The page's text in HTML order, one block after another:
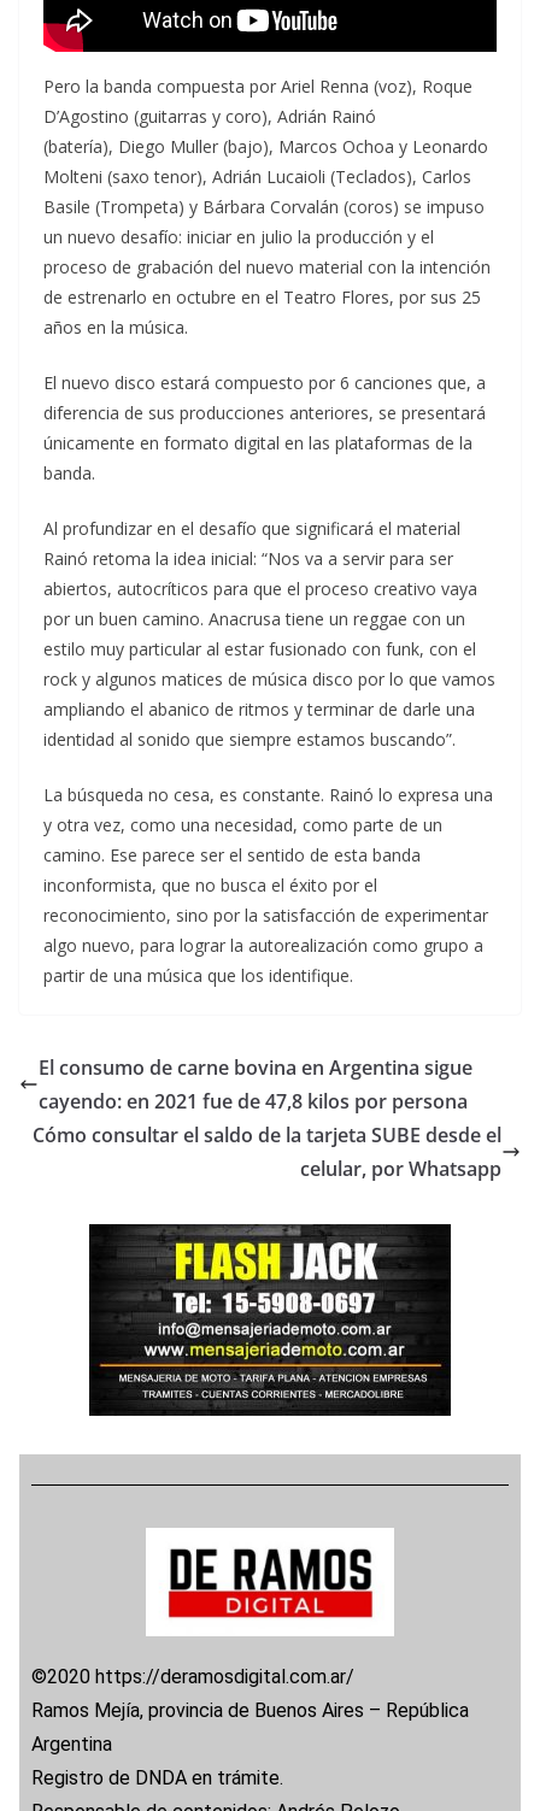
Pero la banda compuesta por Ariel Renna (voz), Roque
D’Agostino (guitarras y coro), Adrián Rainó
(batería), Diego Muller (bajo), Marcos Ochoa y Leonardo
Molteni (saxo tenor), Adrián Lucaioli (Teclados), Carlos
Basile (Trompeta) y Bárbara Corvalán (coros) se impuso
un nuevo desafío: iniciar en julio la producción y el
proceso de grabación del nuevo material con la intención
de estrenarlo en octubre en el Teatro Flores, por sus 25
años en la música.
El nuevo disco estará compuesto por 6 canciones que, a
diferencia de sus producciones anteriores, se presentará
únicamente en formato digital en las plataformas de la
banda.
Al profundizar en el desafío que significará el material
Rainó retoma la idea inicial: “Nos va a servir para ser
abiertos, autocríticos para que el proceso creativo vaya
por un buen camino. Anacrusa tiene un reggae con un
estilo muy particular al estar fusionado con funk, con el
rock y algunos matices de música disco por lo que vamos
ampliando el abanico de ritmos y terminar de darle una
identidad al sonido que siempre estamos buscando”.
La búsqueda no cesa, es constante. Rainó lo expresa una
y otra vez, como una necesidad, como parte de un
camino. Ese parece ser el sentido de esta banda
inconformista, que no busca el éxito por el
reconocimiento, sino por la satisfacción de experimentar
algo nuevo, para lograr la autorealización como grupo a
partir de una música que los identifique.
El consumo de carne bovina en Argentina sigue
cayendo: en 2021 fue de 47,8 kilos por persona
Cómo consultar el saldo de la tarjeta SUBE desde el
celular, por Whatsapp
©2020 https://deramosdigital.com.ar/
Ramos Mejía, provincia de Buenos Aires – República
Argentina
Registro de DNDA en trámite.